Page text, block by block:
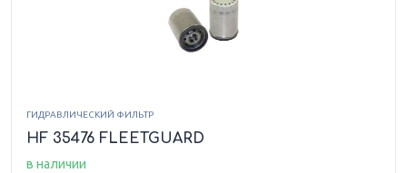
ГИДРАВЛИЧЕСКИЙ ФИЛЬТР
HF 35476 FLEETGUARD
в наличии